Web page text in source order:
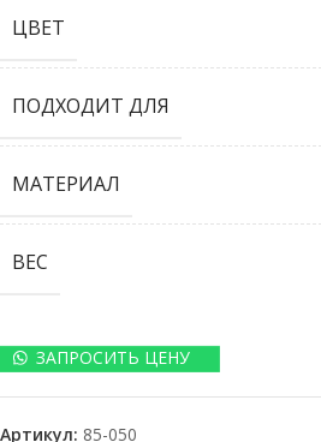
ЦВЕТ
ПОДХОДИТ ДЛЯ
МАТЕРИАЛ
ВЕС
ЗАПРОСИТЬ ЦЕНУ
Артикул: 85-050